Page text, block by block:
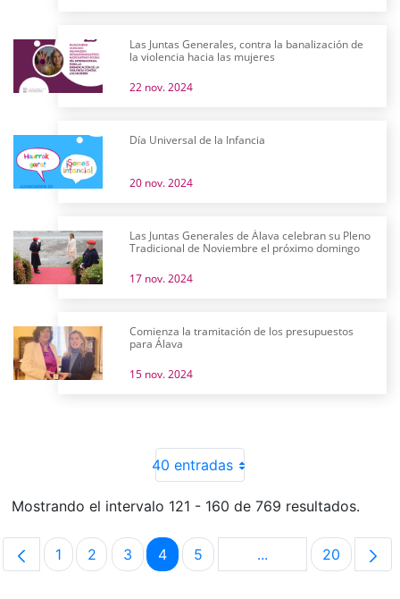
Las Juntas Generales, contra la banalización de
la violencia hacia las mujeres
22 nov. 2024
Día Universal de la Infancia
20 nov. 2024
Las Juntas Generales de Álava celebran su Pleno
Tradicional de Noviembre el próximo domingo
17 nov. 2024
Comienza la tramitación de los presupuestos
para Álava
15 nov. 2024
40 entradas
Mostrando el intervalo 121 - 160 de 769 resultados.
Página
1 Página
2 Página
3 Página
4 Página
5 ...Páginas Página
20